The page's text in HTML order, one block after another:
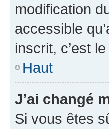
modification
accessible
inscrit, c’est
Haut
J’ai changé
Si vous êtes